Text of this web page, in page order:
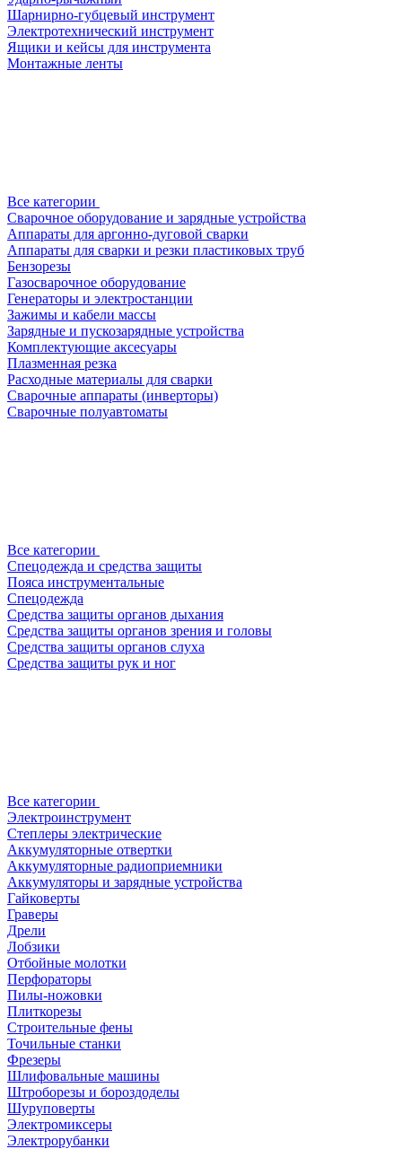
Шарнирно-губцевый инструмент
Электротехнический инструмент
Ящики и кейсы для инструмента
Монтажные ленты
Все категории
Сварочное оборудование и зарядные устройства
Аппараты для аргонно-дуговой сварки
Аппараты для сварки и резки пластиковых труб
Бензорезы
Газосварочное оборудование
Генераторы и электростанции
Зажимы и кабели массы
Зарядные и пускозарядные устройства
Комплектующие аксесуары
Плазменная резка
Расходные материалы для сварки
Сварочные аппараты (инверторы)
Сварочные полуавтоматы
Все категории
Спецодежда и средства защиты
Пояса инструментальные
Спецодежда
Средства защиты органов дыхания
Средства защиты органов зрения и головы
Средства защиты органов слуха
Средства защиты рук и ног
Все категории
Электроинструмент
Степлеры электрические
Аккумуляторные отвертки
Аккумуляторные радиоприемники
Аккумуляторы и зарядные устройства
Гайковерты
Граверы
Дрели
Лобзики
Отбойные молотки
Перфораторы
Пилы-ножовки
Плиткорезы
Строительные фены
Точильные станки
Фрезеры
Шлифовальные машины
Штроборезы и бороздоделы
Шуруповерты
Электромиксеры
Электрорубанки